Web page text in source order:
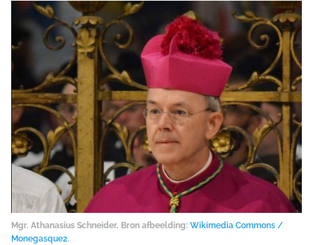
Mgr. Athanasius Schneider. Bron afbeelding: Wikimedia Commons /
Monegasque2.